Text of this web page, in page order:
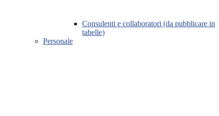
Consulenti e collaboratori (da pubblicare in
tabelle)
Personale